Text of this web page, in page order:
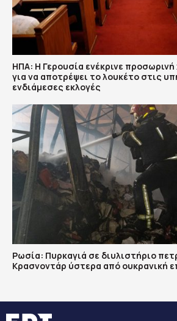
ΗΠΑ: Η Γερουσία ενέκρινε
για να αποτρέψει το λουκέτο στις
ενδιάμεσες εκλογές
Ρωσία: Πυρκαγιά σε διυλιστήριο
Κρασνοντάρ ύστερα από ουκρανική